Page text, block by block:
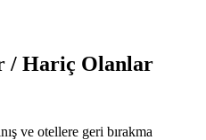
/ Hariç Olanlar
ve otellere geri bırakma